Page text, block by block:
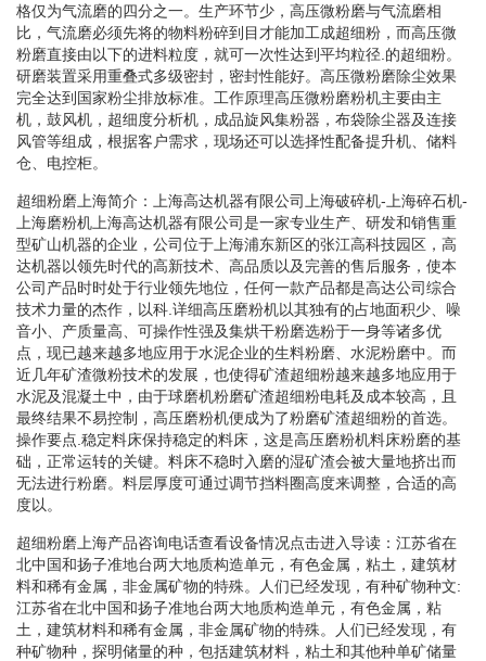
格仅为气流磨的四分之一。生产环节少，高压微粉磨与气流磨相
比，气流磨必须先将的物料粉碎到目才能加工成超细粉，而高压微
粉磨直接由以下的进料粒度，就可一次性达到平均粒径.的超细粉。
研磨装置采用重叠式多级密封，密封性能好。高压微粉磨除尘效果
完全达到国家粉尘排放标准。工作原理高压微粉磨粉机主要由主
机，鼓风机，超细度分析机，成品旋风集粉器，布袋除尘器及连接
风管等组成，根据客户需求，现场还可以选择性配备提升机、储料
仓、电控柜。
超细粉磨上海简介：上海高达机器有限公司上海破碎机-上海碎石机-
上海磨粉机上海高达机器有限公司是一家专业生产、研发和销售重
型矿山机器的企业，公司位于上海浦东新区的张江高科技园区，高
达机器以领先时代的高新技术、高品质以及完善的售后服务，使本
公司产品时时处于行业领先地位，任何一款产品都是高达公司综合
技术力量的杰作，以科.详细高压磨粉机以其独有的占地面积少、噪
音小、产质量高、可操作性强及集烘干粉磨选粉于一身等诸多优
点，现已越来越多地应用于水泥企业的生料粉磨、水泥粉磨中。而
近几年矿渣微粉技术的发展，也使得矿渣超细粉越来越多地应用于
水泥及混凝土中，由于球磨机粉磨矿渣超细粉电耗及成本较高，且
最终结果不易控制，高压磨粉机便成为了粉磨矿渣超细粉的首选。
操作要点.稳定料床保持稳定的料床，这是高压磨粉机料床粉磨的基
础，正常运转的关键。料床不稳时入磨的湿矿渣会被大量地挤出而
无法进行粉磨。料层厚度可通过调节挡料圈高度来调整，合适的高
度以。
超细粉磨上海产品咨询电话查看设备情况点击进入导读：江苏省在
北中国和扬子准地台两大地质构造单元，有色金属，粘土，建筑材
料和稀有金属，非金属矿物的特殊。人们已经发现，有种矿物种文:
江苏省在北中国和扬子准地台两大地质构造单元，有色金属，粘
土，建筑材料和稀有金属，非金属矿物的特殊。人们已经发现，有
种矿物种，探明储量的种，包括建筑材料，粘土和其他种单矿储量